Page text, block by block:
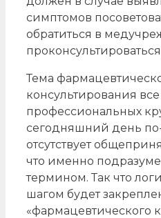
симптомов
обратиться в
Тема
консультирования
профессиональных
сегодняшний день
отсутствует
что именно
термином. Так что
шагом будет
«фармацевтического